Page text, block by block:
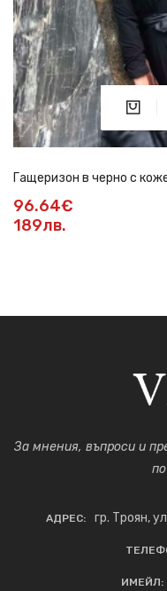
Гащеризон в черно с
96.64€
189лв.
За мнения, въпроси и
АДРЕС: гр. Троян,
ИМЕЙЛ: